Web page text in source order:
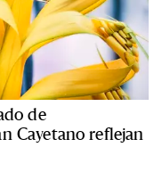
de
Cayetano reflejan